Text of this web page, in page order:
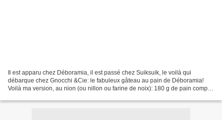
Il est apparu chez Déboramia, il est passé chez Suiksuik, le voilà qui
débarque chez Gnocchi &Cie: le fabuleux gâteau au pain de Déboramia!
Voilà ma version, au nion (ou nillon ou farine de noix): 180 g de pain complet